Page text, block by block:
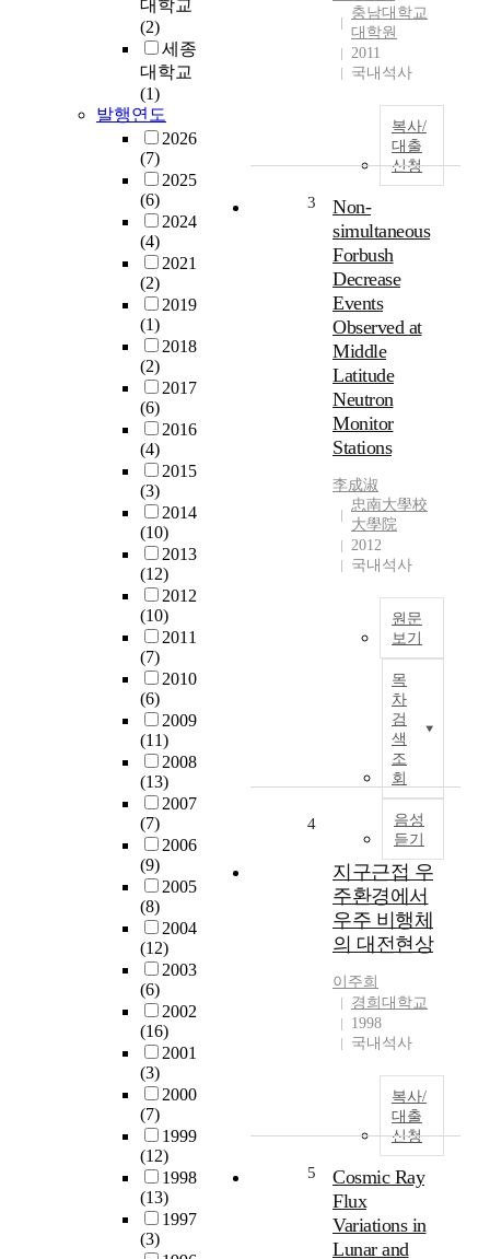
대학교
(2)
세종
대학교
(1)
발행연도
2026
(7)
2025
(6)
2024
(4)
2021
(2)
2019
(1)
2018
(2)
2017
(6)
2016
(4)
2015
(3)
2014
(10)
2013
(12)
2012
(10)
2011
(7)
2010
(6)
2009
(11)
2008
(13)
2007
(7)
2006
(9)
2005
(8)
2004
(12)
2003
(6)
2002
(16)
2001
(3)
2000
(7)
1999
(12)
1998
(13)
1997
(3)
R
어
충남대학교
대학원
2011
국내석사
복사/
대출
신청
3
Non-
simultaneous
Forbush
Decrease
Events
Observed at
Middle
Latitude
Neutron
Monitor
Stations
李成淑
忠南大學校
大學院
2012
국내석사
원문
보기
목
차
검
색
조
회
음성
듣기
4
지구근접 우
주환경에서
우주 비행체
의 대전현상
이주희
경희대학교
1998
국내석사
복사/
대출
신청
5
Cosmic Ray
Flux
Variations in
Lunar and